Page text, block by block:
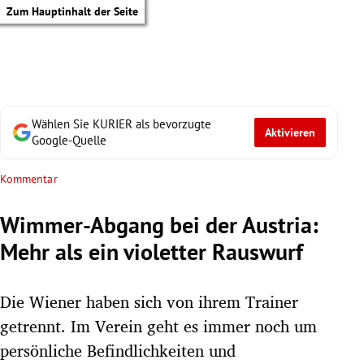
Zum Hauptinhalt der Seite
Untermenü
Wählen Sie KURIER als bevorzugte
Google-Quelle
Aktivieren
Kommentar
Wimmer-Abgang bei der Austria:
Mehr als ein violetter Rauswurf
Die Wiener haben sich von ihrem Trainer
getrennt. Im Verein geht es immer noch um
persönliche Befindlichkeiten und